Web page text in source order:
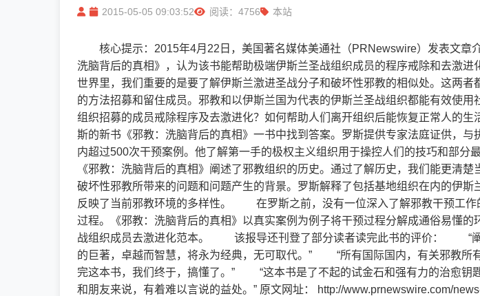
2015-05-05 09:03:52 阅读：4756 本站
核心提示：2015年4月22日，美国著名媒体美通社（PRNewswire）发表文章介
洗脑背后的真相》，认为该书能帮助极端伊斯兰圣战组织成员的程序戒除和去
世界里，我们重要的是要了解伊斯兰激进圣战分子和破坏性邪教的相似处。这两者
的方法招募和留住成员。邪教和以伊斯兰国为代表的伊斯兰圣战组织都能有效使用
组织招募的成员戒除程序及去激进化？如何帮助人们离开组织后能恢复正常人的生
斯的新书《邪教：洗脑背后的真相》一书中找到答案。罗斯提供专家法庭证供，与
内超过500次干预案例。他了解第一手的极权主义组织用于操控人们的技巧和部
《邪教：洗脑背后的真相》阐述了邪教组织的历史。通过了解历史，我们能更清
破坏性邪教所带来的问题和问题产生的背景。罗斯解释了包括基地组织在内的伊斯
反映了当前邪教环境的多样性。 在罗斯之前，没有一位深入了解邪教干预工作
过程。《邪教：洗脑背后的真相》以真实案例为例子将干预过程分解成通俗易懂的
战组织成员去激进化范本。 该报导还刊登了部分读者读完此书的评价： “阐
的巨著，卓越而智慧，将永为经典，无可取代。” “所有国际国内，有关邪教
完这本书，我们终于，搞懂了。” “这本书是了不起的试金石和强有力的治愈钥
和朋友来说，有着难以言说的益处。” 原文网址： http://www.prnewswire.com/